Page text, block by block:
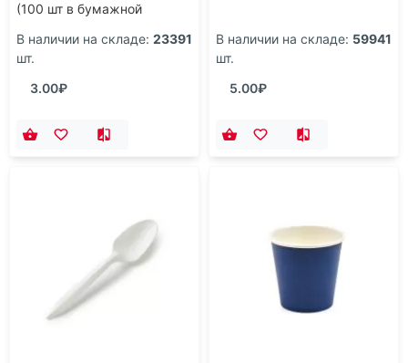
(100 шт в бумажной
В наличии на складе: 23391
шт.
3.00₽
В наличии на складе: 59941
шт.
5.00₽